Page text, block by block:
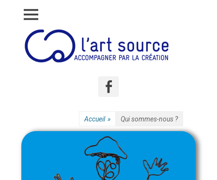
L'art source
Accompagner par la création
Accueil » Qui sommes-nous ?